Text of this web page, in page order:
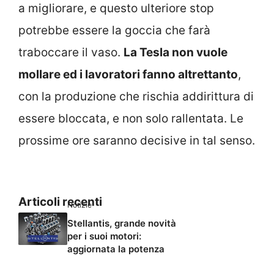
a migliorare, e questo ulteriore stop
potrebbe essere la goccia che farà
traboccare il vaso. La Tesla non vuole
mollare ed i lavoratori fanno altrettanto,
con la produzione che rischia addirittura di
essere bloccata, e non solo rallentata. Le
prossime ore saranno decisive in tal senso.
Articoli recenti
Notizie
Stellantis, grande novità
per i suoi motori:
aggiornata la potenza